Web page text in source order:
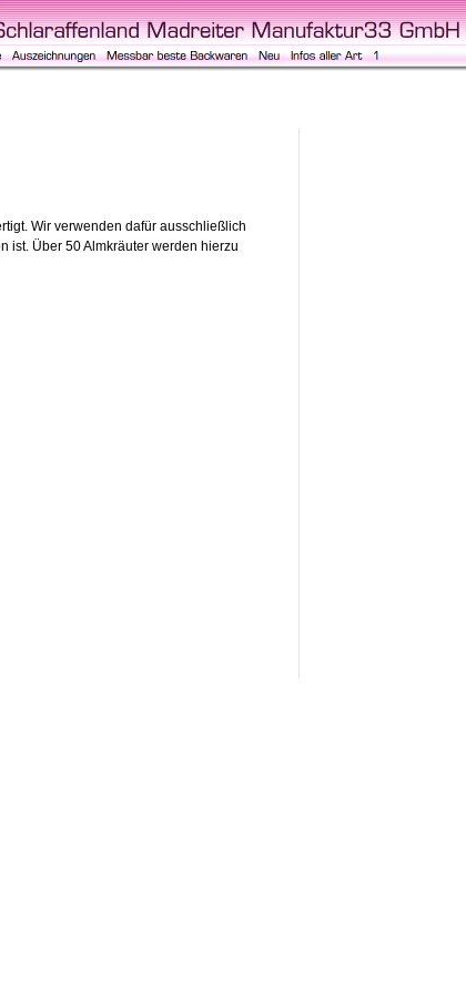
Wir verwenden dafür ausschließlich
ist. Über 50 Almkräuter werden hierzu